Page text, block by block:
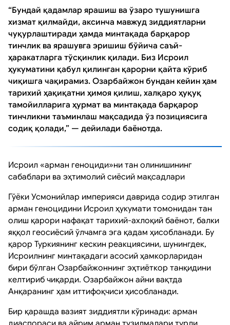
“Бундай қадамлар ярашиш ва ўзаро тушунишга
хизмат қилмайди, аксинча мавжуд зиддиятларни
чуқурлаштиради ҳамда минтақада барқарор
тинчлик ва ярашувга эришиш бўйича саъй-
ҳаракатларга тўсқинлик қилади. Биз Исроил
ҳукуматини қабул қилинган қарорни қайта кўриб
чиқишга чақирамиз. Озарбайжон бундан кейин ҳам
тарихий ҳақиқатни ҳимоя қилиш, халқаро ҳуқуқ
тамойилларига ҳурмат ва минтақада барқарор
тинчликни таъминлаш мақсадида ўз позициясига
содиқ қолади,” — дейилади баёнотда.
Исроил «арман геноциди»ни тан олинишининг
сабаблари ва эҳтимолий сиёсий мақсадлари
Гўёки Усмонийлар империяси даврида содир этилган
арман геноцидини Исроил ҳукумати томонидан тан
олиш қарори нафақат тарихий-ахлоқий баёнот, балки
яққол геосиёсий ўлчамга эга қадам ҳисобланади. Бу
қарор Туркиянинг кескин реакциясини, шунингдек,
Исроилнинг минтақадаги асосий ҳамкорларидан
бири бўлган Озарбайжоннинг эҳтиёткор танқидини
келтириб чиқарди. Озарбайжон айни вақтда
Анқаранинг ҳам иттифоқчиси ҳисобланади.
Бир қарашда вазият зиддиятли кўринади: арман